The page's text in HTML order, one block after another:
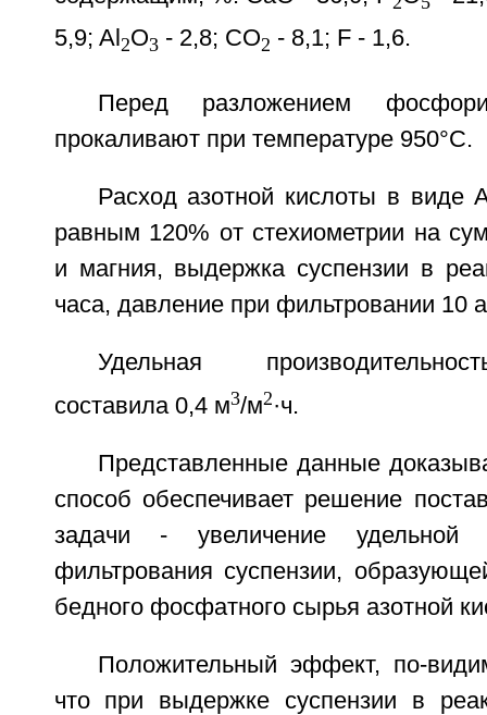
5,9; Al 2O3 - 2,8; CO2 - 8,1; F - 1,6.
Перед разложением
прокаливают при температуре 950°С.
Расход азотной кислоты в
равным 120% от стехиометрии на
и магния, выдержка суспензии в
часа, давление при фильтровании 10
Удельная
составила 0,4 м3/м2·ч.
Представленные данные
способ обеспечивает решение
задачи - увеличение удельной
фильтрования суспензии,
бедного фосфатного сырья азотной
Положительный эффект, по-
что при выдержке суспензии в